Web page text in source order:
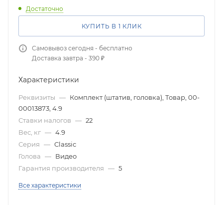
Достаточно
КУПИТЬ В 1 КЛИК
Самовывоз сегодня - бесплатно
Доставка завтра - 390 ₽
Характеристики
Реквизиты — Комплект (штатив, головка), Товар, 00-
00013873, 4.9
Ставки налогов — 22
Вес, кг — 4.9
Серия — Classic
Голова — Видео
Гарантия производителя — 5
Все характеристики